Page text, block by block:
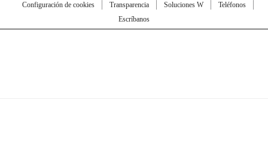
Configuración de cookies
Transparencia Soluciones W
Teléfonos
Escríbanos